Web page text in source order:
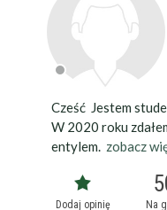
Cześć Jestem
W 2020 roku
entylem. zobacz
Dodaj opinię Na